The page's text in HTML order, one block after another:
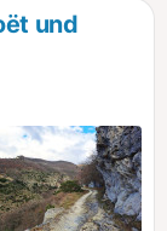
und